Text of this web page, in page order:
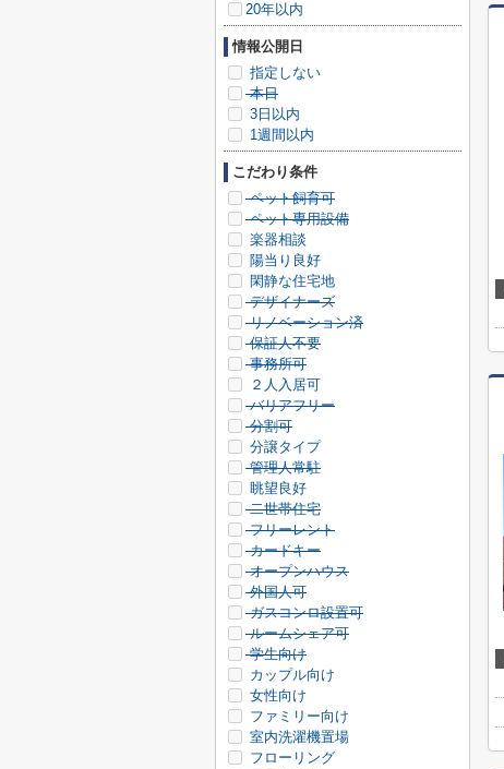
20年以内
情報公開日
指定しない
本日
3日以内
1週間以内
こだわり条件
ペット飼育可
ペット専用設備
楽器相談
陽当り良好
閑静な住宅地
デザイナーズ
リノベーション済
保証人不要
事務所可
２人入居可
バリアフリー
分割可
分譲タイプ
管理人常駐
眺望良好
二世帯住宅
フリーレント
カードキー
オープンハウス
外国人可
ガスコンロ設置可
ルームシェア可
学生向け
カップル向け
女性向け
ファミリー向け
室内洗濯機置場
フローリング